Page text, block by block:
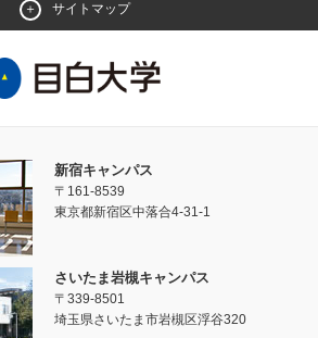
サイトマップ
新宿キャンパス
〒161-8539
東京都新宿区中落合4-31-1
さいたま岩槻キャンパス
〒339-8501
埼玉県さいたま市岩槻区浮谷320